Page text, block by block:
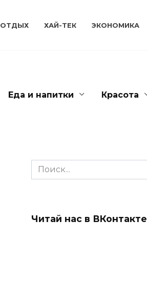
ОТДЫХ ХАЙ-ТЕК ЭКОНОМИКА
Еда и напитки Красота
Search
for:
Читай нас в ВКонтакте